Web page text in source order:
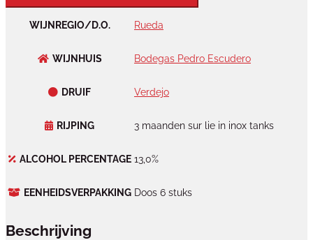
WIJNREGIO/D.O. Rueda
WIJNHUIS Bodegas Pedro Escudero
DRUIF Verdejo
RIJPING 3 maanden sur lie in inox tanks
ALCOHOL PERCENTAGE 13,0%
EENHEIDSVERPAKKING Doos 6 stuks
Beschrijving